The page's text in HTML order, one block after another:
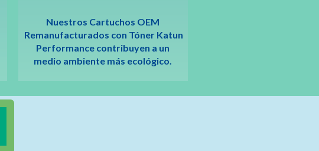
Nuestros Cartuchos OEM
Remanufacturados con Tóner Katun
Performance contribuyen a un
medio ambiente más ecológico.